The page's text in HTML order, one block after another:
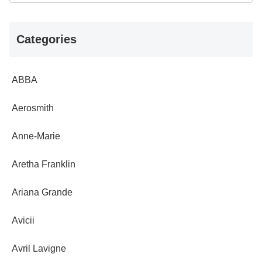
Categories
ABBA
Aerosmith
Anne-Marie
Aretha Franklin
Ariana Grande
Avicii
Avril Lavigne